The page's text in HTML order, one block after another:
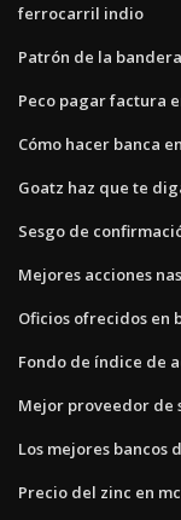
ferrocarril indio
Patrón de la
Peco pagar factura
Cómo hacer banca
Goatz haz que te
Sesgo de
Mejores acciones
Oficios ofrecidos en
Fondo de índice de
Mejor proveedor de
Los mejores bancos
Precio del zinc en